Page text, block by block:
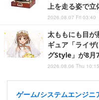
上を走る姿で立
2026.08.07 Fri 03:40
太ももにも目が
ギュア「ライ
グStyle」が8月
2026.08.06 Thu 10:15
ゲーム/システムエンジ